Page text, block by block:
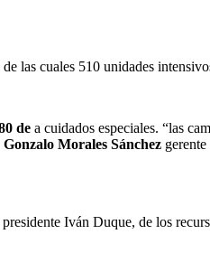
las cuales 510 unidades
de a cuidados especiales. “las
Morales Sánchez
Iván Duque, de los